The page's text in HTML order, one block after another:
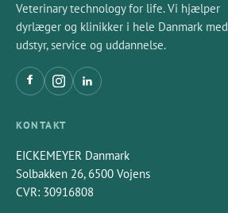
Veterinary technology for life. Vi hjælper
dyrlæger og klinikker i hele Danmark med
udstyr, service og uddannelse.
KONTAKT
EICKEMEYER Danmark
Solbakken 26, 6500 Vojens
CVR: 30916808